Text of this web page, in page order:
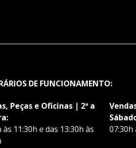
DE FUNCIONAMENTO:
Peças e Oficinas | 2ª a
às 11:30h e das 13:30h às
07:30h